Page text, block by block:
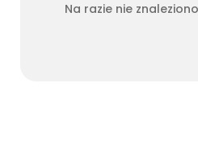
Na razie nie